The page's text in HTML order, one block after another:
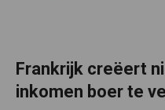
Frankrijk creëert
inkomen boer te